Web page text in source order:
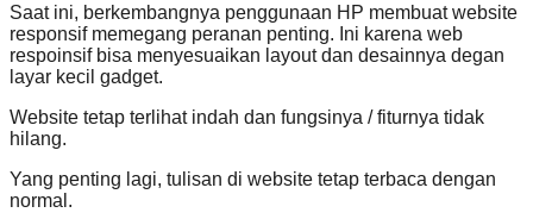
Saat ini, berkembangnya penggunaan HP membuat website
responsif memegang peranan penting. Ini karena web
respoinsif bisa menyesuaikan layout dan desainnya degan
layar kecil gadget.
Website tetap terlihat indah dan fungsinya / fiturnya tidak
hilang.
Yang penting lagi, tulisan di website tetap terbaca dengan
normal.